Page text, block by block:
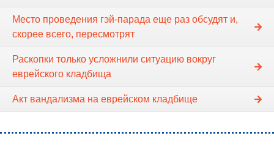
Место проведения гэй-парада еще раз обсудят и,
скорее всего, пересмотрят
Раскопки только усложнили ситуацию вокруг
еврейского кладбища
Акт вандализма на еврейском кладбище